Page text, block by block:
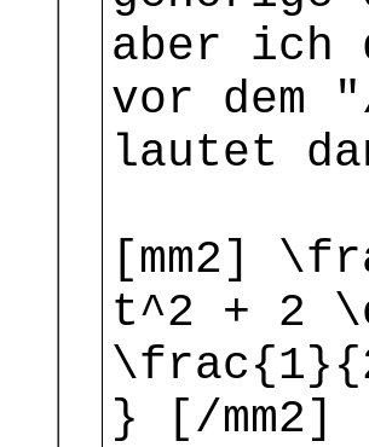
aber ich
vor dem
lautet
[mm2]
t^2 + 2
} [/mm2]